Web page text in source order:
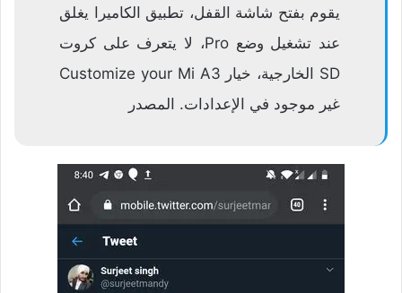
يقوم بفتح شاشة القفل، تطبيق الكاميرا يغلق
عند تشغيل وضع Pro، لا يتعرف على كروت
SD الخارجية، خيار Customize your Mi A3
غير موجود في الإعدادات. المصدر